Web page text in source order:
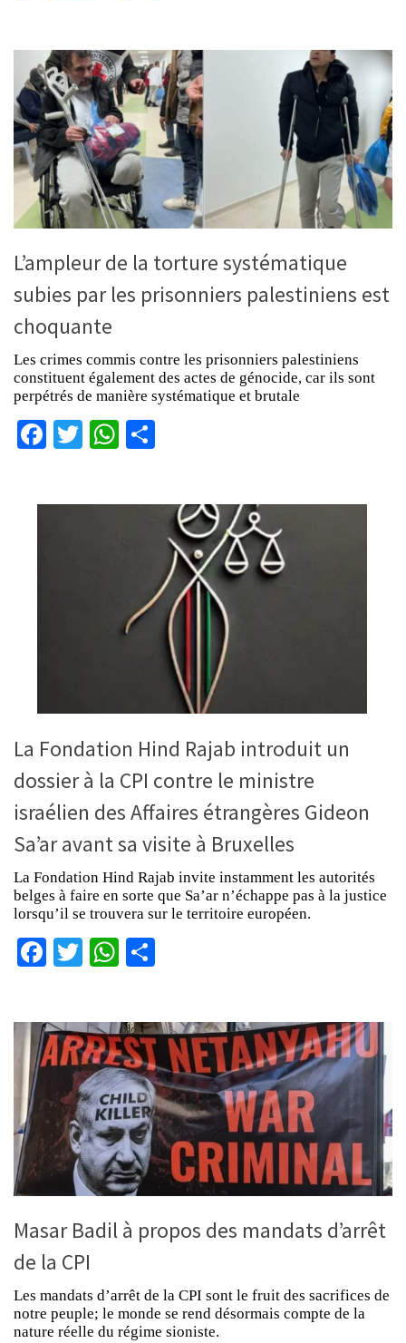
L’ampleur de la torture systématique
subies par les prisonniers palestiniens est
choquante
Les crimes commis contre les prisonniers palestiniens
constituent également des actes de génocide, car ils sont
perpétrés de manière systématique et brutale
Facebook
TwitterWhatsApp
La Fondation Hind Rajab introduit un
dossier à la CPI contre le ministre
israélien des Affaires étrangères Gideon
Sa’ar avant sa visite à Bruxelles
La Fondation Hind Rajab invite instamment les autorités
belges à faire en sorte que Sa’ar n’échappe pas à la justice
lorsqu’il se trouvera sur le territoire européen.
Facebook
TwitterWhatsApp
Masar Badil à propos des mandats d’arrêt
de la CPI
Les mandats d’arrêt de la CPI sont le fruit des sacrifices de
notre peuple; le monde se rend désormais compte de la
nature réelle du régime sioniste.